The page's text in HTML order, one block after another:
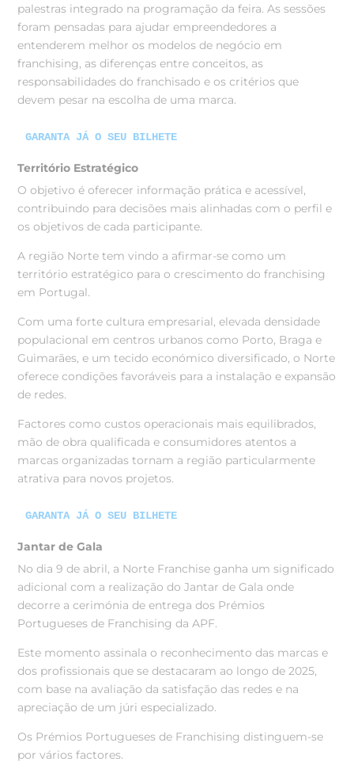
palestras integrado na programação da feira. As sessões
foram pensadas para ajudar empreendedores a
entenderem melhor os modelos de negócio em
franchising, as diferenças entre conceitos, as
responsabilidades do franchisado e os critérios que
devem pesar na escolha de uma marca.
GARANTA JÁ O SEU BILHETE
Território Estratégico
O objetivo é oferecer informação prática e acessível,
contribuindo para decisões mais alinhadas com o perfil e
os objetivos de cada participante.
A região Norte tem vindo a afirmar-se como um
território estratégico para o crescimento do franchising
em Portugal.
Com uma forte cultura empresarial, elevada densidade
populacional em centros urbanos como Porto, Braga e
Guimarães, e um tecido económico diversificado, o Norte
oferece condições favoráveis para a instalação e expansão
de redes.
Factores como custos operacionais mais equilibrados,
mão de obra qualificada e consumidores atentos a
marcas organizadas tornam a região particularmente
atrativa para novos projetos.
GARANTA JÁ O SEU BILHETE
Jantar de Gala
No dia 9 de abril, a Norte Franchise ganha um significado
adicional com a realização do Jantar de Gala onde
decorre a cerimónia de entrega dos Prémios
Portugueses de Franchising da APF.
Este momento assinala o reconhecimento das marcas e
dos profissionais que se destacaram ao longo de 2025,
com base na avaliação da satisfação das redes e na
apreciação de um júri especializado.
Os Prémios Portugueses de Franchising distinguem-se
por vários factores.